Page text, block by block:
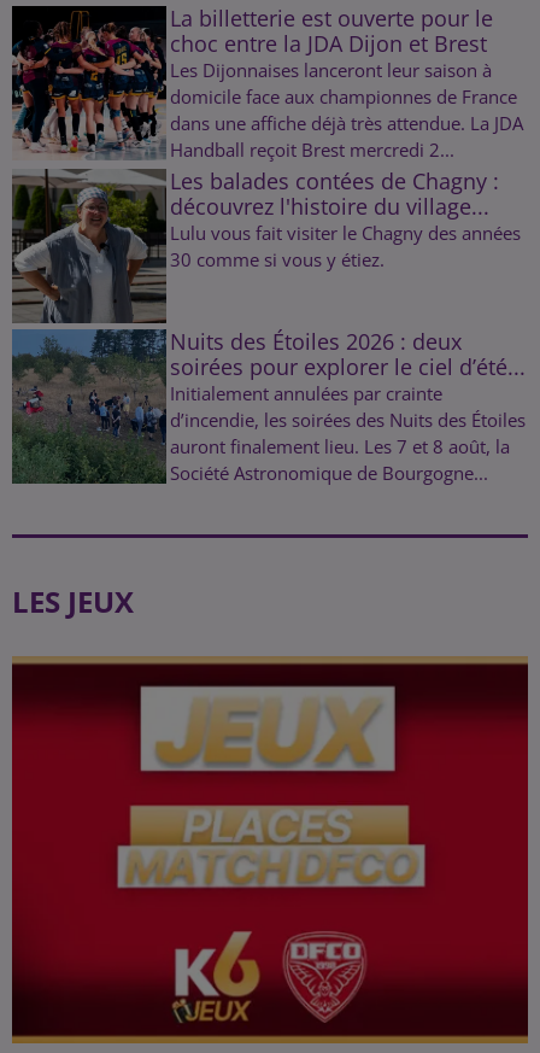
La billetterie est ouverte pour le
choc entre la JDA Dijon et Brest
Les Dijonnaises lanceront leur saison à
domicile face aux championnes de France
dans une affiche déjà très attendue. La JDA
Handball reçoit Brest mercredi 2...
Les balades contées de Chagny :
découvrez l'histoire du village...
Lulu vous fait visiter le Chagny des années
30 comme si vous y étiez.
Nuits des Étoiles 2026 : deux
soirées pour explorer le ciel d’été...
Initialement annulées par crainte
d’incendie, les soirées des Nuits des Étoiles
auront finalement lieu. Les 7 et 8 août, la
Société Astronomique de Bourgogne...
LES JEUX